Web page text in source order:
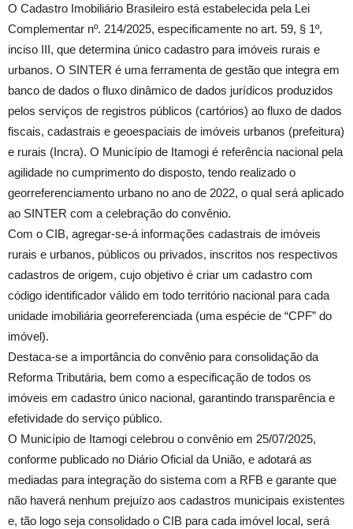
O Cadastro Imobiliário Brasileiro está estabelecida pela Lei
Complementar nº. 214/2025, especificamente no art. 59, § 1º,
inciso III, que determina único cadastro para imóveis rurais e
urbanos. O SINTER é uma ferramenta de gestão que integra em
banco de dados o fluxo dinâmico de dados jurídicos produzidos
pelos serviços de registros públicos (cartórios) ao fluxo de dados
fiscais, cadastrais e geoespaciais de imóveis urbanos (prefeitura)
e rurais (Incra). O Município de Itamogi é referência nacional pela
agilidade no cumprimento do disposto, tendo realizado o
georreferenciamento urbano no ano de 2022, o qual será aplicado
ao SINTER com a celebração do convênio.
Com o CIB, agregar-se-á informações cadastrais de imóveis
rurais e urbanos, públicos ou privados, inscritos nos respectivos
cadastros de origem, cujo objetivo é criar um cadastro com
código identificador válido em todo território nacional para cada
unidade imobiliária georreferenciada (uma espécie de “CPF” do
imóvel).
Destaca-se a importância do convênio para consolidação da
Reforma Tributária, bem como a especificação de todos os
imóveis em cadastro único nacional, garantindo transparência e
efetividade do serviço público.
O Município de Itamogi celebrou o convênio em 25/07/2025,
conforme publicado no Diário Oficial da União, e adotará as
mediadas para integração do sistema com a RFB e garante que
não haverá nenhum prejuízo aos cadastros municipais existentes
e, tão logo seja consolidado o CIB para cada imóvel local, será